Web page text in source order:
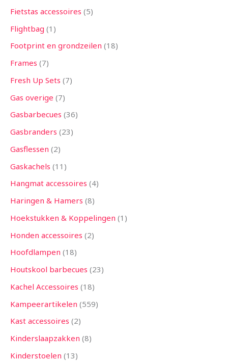
Fietstas accessoires 5
Flightbag 1
Footprint en grondzeilen 18
Frames 7
Fresh Up Sets 7
Gas overige 7
Gasbarbecues 36
Gasbranders 23
Gasflessen 2
Gaskachels 11
Hangmat accessoires 4
Haringen & Hamers 8
Hoekstukken & Koppelingen 1
Honden accessoires 2
Hoofdlampen 18
Houtskool barbecues 23
Kachel Accessoires 18
Kampeerartikelen 559
Kast accessoires 2
Kinderslaapzakken 8
Kinderstoelen 13